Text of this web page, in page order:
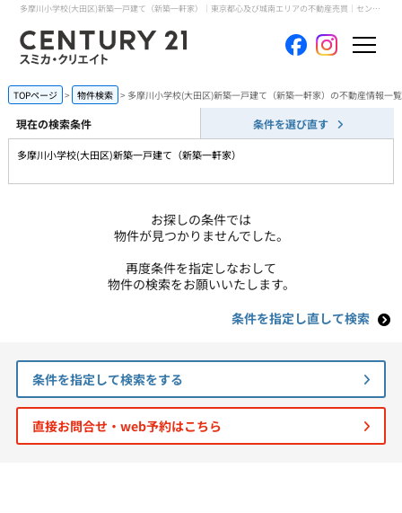
多摩川小学校(大田区)新築一戸建て（新築一軒家）｜東京都心及び城南エリアの不動産売買｜センチュリー21スミカ・クリエイト
ホーム
当社について
買いたい
売りたい
コンテンツ
会員メニュー
TOPページ 物件検索 多摩川小学校(大田区)新築一戸建て（新築一軒家）の不動産情報一覧
現在の検索条件 条件を選び直す
多摩川小学校(大田区)新築一戸建て（新築一軒家）
お探しの条件では
物件が見つかりませんでした。
再度条件を指定しなおして
物件の検索をお願いいたします。
条件を指定し直して検索
条件を指定して検索をする
直接お問合せ・web予約はこちら